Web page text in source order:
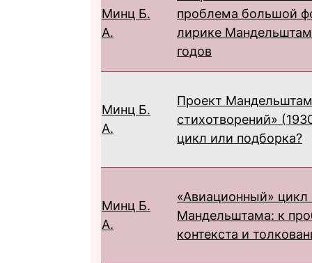
Минц Б.
А.
проблема большой
лирике
годов
Минц Б.
А.
Проект
стихотворений»
цикл или подборка?
Минц Б.
А.
«Авиационный» цикл
Мандельштама: к
контекста и